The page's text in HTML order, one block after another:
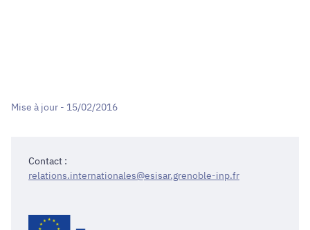
Mise à jour - 15/02/2016
Contact :
relations.internationales@esisar.grenoble-inp.fr